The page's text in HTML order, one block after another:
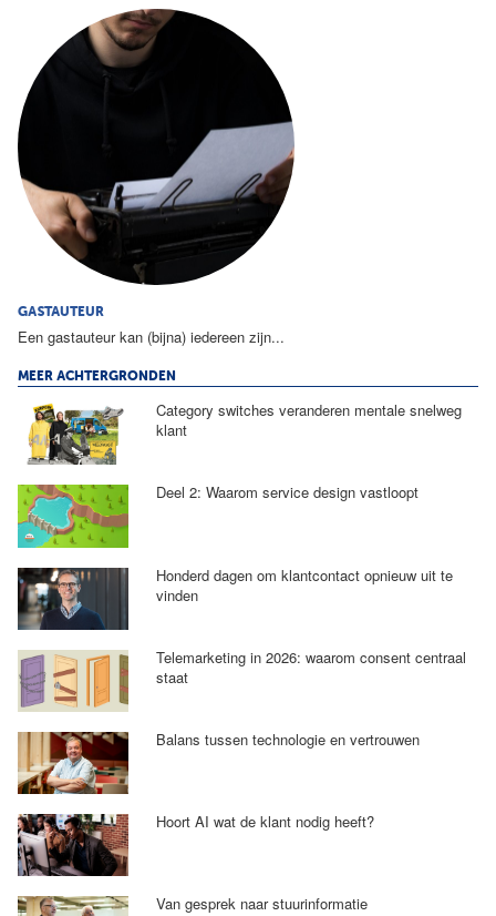
GASTAUTEUR
Een gastauteur kan (bijna) iedereen zijn...
MEER ACHTERGRONDEN
Category switches veranderen mentale snelweg
klant
Deel 2: Waarom service design vastloopt
Honderd dagen om klantcontact opnieuw uit te
vinden
Telemarketing in 2026: waarom consent centraal
staat
Balans tussen technologie en vertrouwen
Hoort AI wat de klant nodig heeft?
Van gesprek naar stuurinformatie